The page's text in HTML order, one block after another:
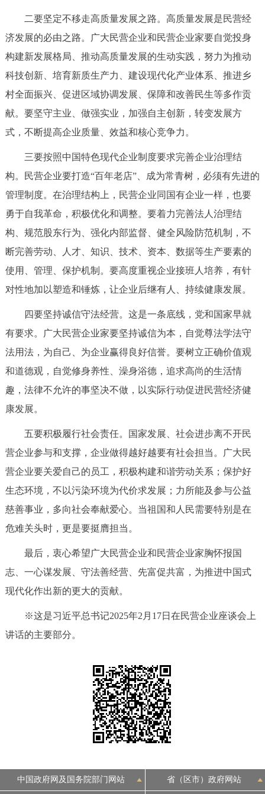
二要坚定不移走高质量发展之路。高质量发展是民营经
济发展的必由之路。广大民营企业和民营企业家要自觉投身
构建新发展格局、推动高质量发展的生动实践，努力为推动
科技创新、培育新质生产力、建设现代化产业体系、推进乡
村全面振兴、促进区域协调发展、保障和改善民生等多作贡
献。要坚守主业、做强实业，加强自主创新，转变发展方
式，不断提高企业质量、效益和核心竞争力。
三要按照中国特色现代企业制度要求完善企业治理结
构。民营企业要打造“百年老店”、成为常青树，必须有先进的
管理制度。在治理结构上，民营企业同国有企业一样，也要
勇于自我革命，积极优化和调整。要着力完善法人治理结
构、规范股东行为、强化内部监督、健全风险防范机制，不
断完善劳动、人才、知识、技术、资本、数据等生产要素的
使用、管理、保护机制。要高度重视企业接班人培养，有针
对性地加以塑造和锤炼，让企业后继有人、持续健康发展。
四要坚持诚信守法经营。这是一条底线，党和国家早就
有要求。广大民营企业家要坚持诚信为本，自觉尊法学法守
法用法，为自己、为企业赢得良好信誉。要树立正确价值观
和道德观，自觉修身养性、澡身浴德，追求高尚的生活情
趣，法律不允许的事坚决不做，以实际行动促进民营经济健
康发展。
五要积极履行社会责任。国家发展、社会进步离不开民
营企业参与和支撑，企业做得越好越要有社会担当。广大民
营企业要关爱自己的员工，积极构建和谐劳动关系；保护好
生态环境，不以污染环境为代价求发展；力所能及参与公益
慈善事业，多向社会奉献爱心。当祖国和人民需要特别是在
危难关头时，更是要挺膺担当。
最后，衷心希望广大民营企业和民营企业家胸怀报国
志、一心谋发展、守法善经营、先富促共富，为推进中国式
现代化作出新的更大的贡献。
※这是习近平总书记2025年2月17日在民营企业座谈会上
讲话的主要部分。
中国政府网及国务院部门网站 省（区市）政府网站